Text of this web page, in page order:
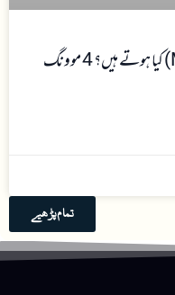
مارکیٹ ٹرینڈز (Market Trends) کیا ہوتے ہیں؟ 4 موونگ
تمام پڑھیے